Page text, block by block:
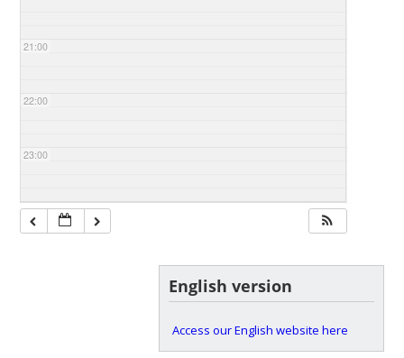
21:00
22:00
23:00
English version
Access our English website here